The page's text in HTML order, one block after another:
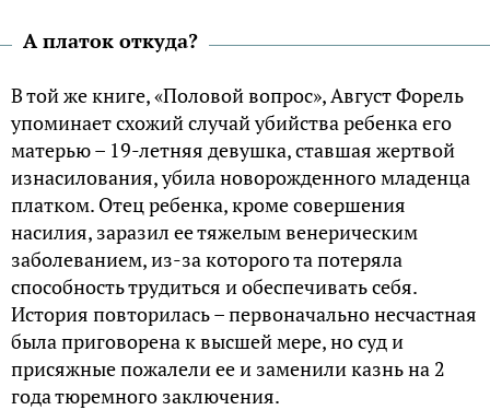
А платок откуда?
В той же книге, «Половой вопрос», Август Форель
упоминает схожий случай убийства ребенка его
матерью – 19-летняя девушка, ставшая жертвой
изнасилования, убила новорожденного младенца
платком. Отец ребенка, кроме совершения
насилия, заразил ее тяжелым венерическим
заболеванием, из-за которого та потеряла
способность трудиться и обеспечивать себя.
История повторилась – первоначально несчастная
была приговорена к высшей мере, но суд и
присяжные пожалели ее и заменили казнь на 2
года тюремного заключения.